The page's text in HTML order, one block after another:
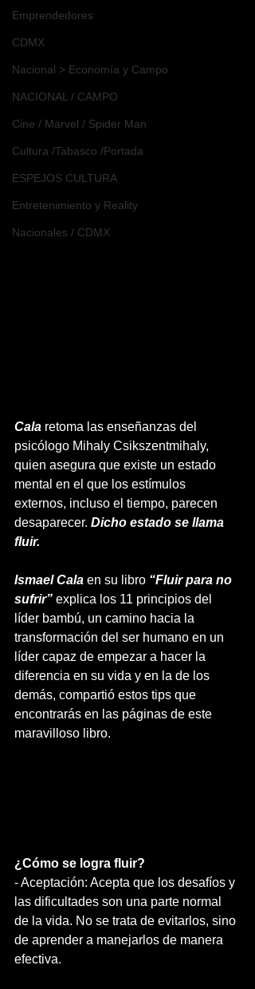
Emprendedores
CDMX
Nacional > Economía y Campo
NACIONAL / CAMPO
Cine / Marvel / Spider Man
Cultura /Tabasco /Portada
ESPEJOS CULTURA
Entretenimiento y Reality
Nacionales / CDMX
Cala retoma las enseñanzas del
psicólogo Mihaly Csikszentmihaly,
quien asegura que existe un estado
mental en el que los estímulos
externos, incluso el tiempo, parecen
desaparecer. Dicho estado se llama
fluir.
Ismael Cala en su libro “Fluir para no
sufrir” explica los 11 principios del
líder bambú, un camino hacia la
transformación del ser humano en un
líder capaz de empezar a hacer la
diferencia en su vida y en la de los
demás, compartió estos tips que
encontrarás en las páginas de este
maravilloso libro.
¿Cómo se logra fluir?
- Aceptación: Acepta que los desafíos y
las dificultades son una parte normal
de la vida. No se trata de evitarlos, sino
de aprender a manejarlos de manera
efectiva.